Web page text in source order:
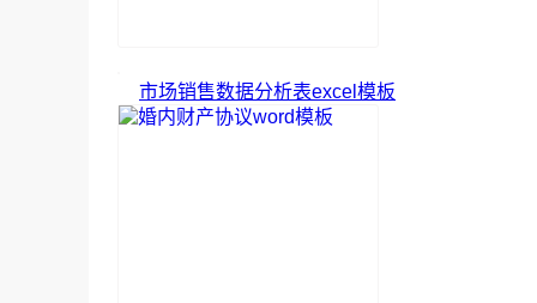
市场销售数据分析表excel模板